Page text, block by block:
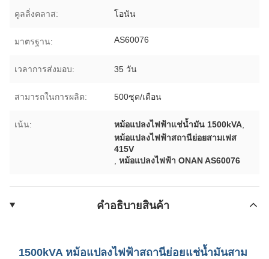
คูลลิ่งคลาส: โอนัน
มาตรฐาน: AS60076
เวลาการส่งมอบ: 35 วัน
สามารถในการผลิต: 500ชุด/เดือน
เน้น: หม้อแปลงไฟฟ้าแช่น้ำมัน 1500kVA
หม้อแปลงไฟฟ้าสถานีย่อยสามเฟส
415V
,หม้อแปลงไฟฟ้า ONAN AS60076
คําอธิบายสินค้า
1500kVA หม้อแปลงไฟฟ้าสถานีย่อยแช่น้ำมันสาม